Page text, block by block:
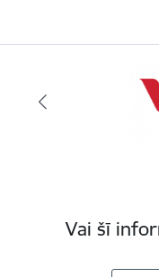
Vai šī